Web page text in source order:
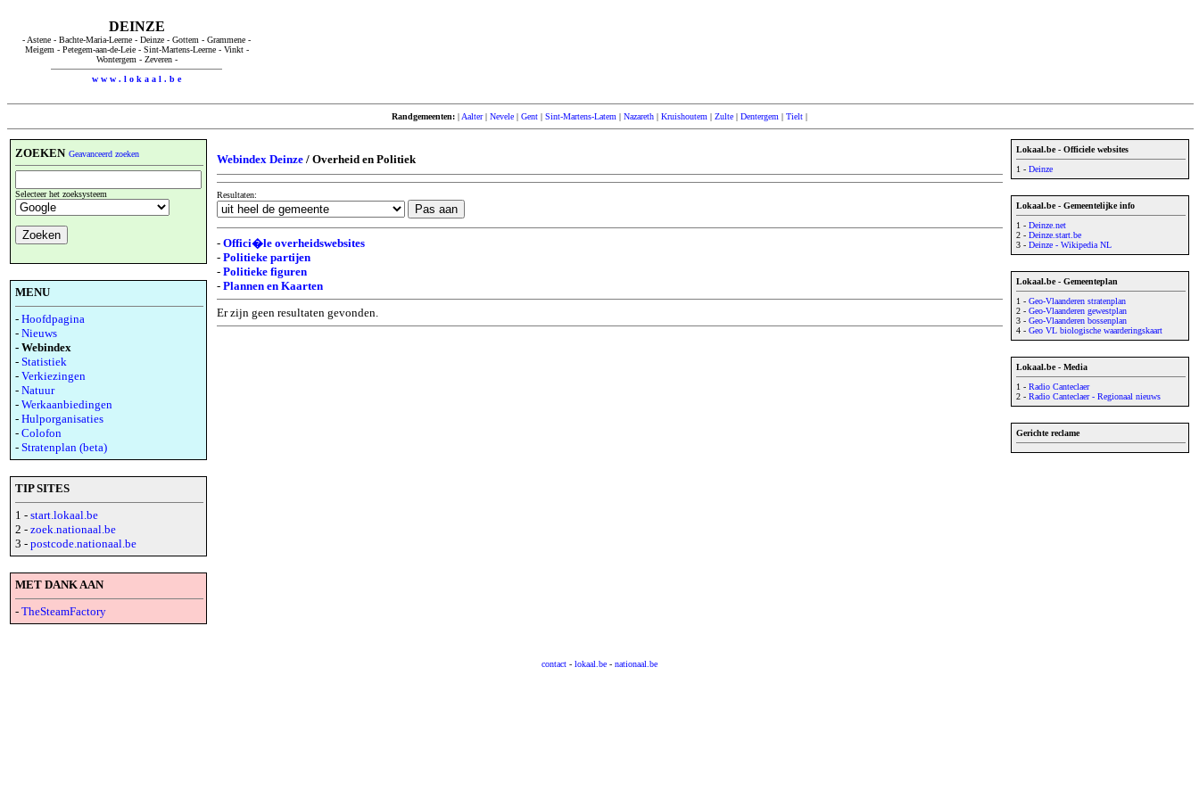
DEINZE
- Astene - Bachte-Maria-Leerne - Deinze - Gottem - Grammene -
Meigem - Petegem-aan-de-Leie - Sint-Martens-Leerne - Vinkt -
Wontergem - Zeveren -
w w w . l o k a a l . b e
Randgemeenten: | Aalter| Nevele | Gent | Sint-Martens-Latem | Nazareth | Kruishoutem | Zulte | Dentergem | Tielt |
ZOEKEN Geavanceerd zoeken
Selecteer het zoeksysteem
MENU
- Hoofdpagina
- Nieuws
- Webindex
- Statistiek
- Verkiezingen
- Natuur
- Werkaanbiedingen
- Hulporganisaties
- Colofon
- Stratenplan (beta)
TIP SITES
1 - start.lokaal.be
2 - zoek.nationaal.be
3 - postcode.nationaal.be
MET DANK AAN
- TheSteamFactory
Webindex Deinze / Overheid en Politiek
Resultaten:
- Offici�le overheidswebsites
- Politieke partijen
- Politieke figuren
- Plannen en Kaarten
Er zijn geen resultaten gevonden.
Lokaal.be - Officiele websites
1 - Deinze
Lokaal.be - Gemeentelijke info
1 - Deinze.net
2 - Deinze.start.be
3 - Deinze - Wikipedia NL
Lokaal.be - Gemeenteplan
1 - Geo-Vlaanderen stratenplan
2 - Geo-Vlaanderen gewestplan
3 - Geo-Vlaanderen bossenplan
4 - Geo VL biologische waarderingskaart
Lokaal.be - Media
1 - Radio Canteclaer
2 - Radio Canteclaer - Regionaal nieuws
Gerichte reclame
contact - lokaal.be - nationaal.be